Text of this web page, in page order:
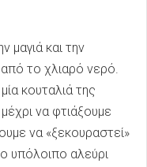
μαγιά και την
από το χλιαρό νερό.
κουταλιά της
να φτιάξουμε
να «ξεκουραστεί»
υπόλοιπο αλεύρι